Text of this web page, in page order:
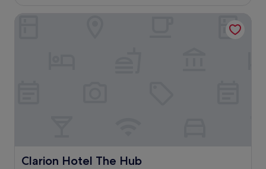
de
167 €
Clarion Hotel The Hub
Clarion Hotel The Hub